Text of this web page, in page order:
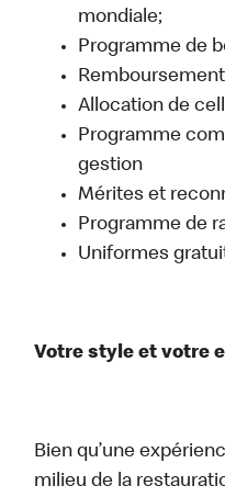
mondiale;
Programme de
Allocation de
Programme
gestion
Mérites et
Programme de
Uniformes
Votre style et votre
Bien qu’une
milieu de la